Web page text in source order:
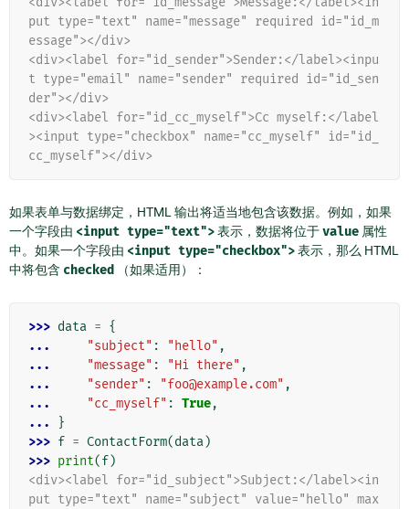
put type="text" name="message" required id="id_m
essage"></div>
<div><label for="id_sender">Sender:</label><inpu
t type="email" name="sender" required id="id_sen
der"></div>
<div><label for="id_cc_myself">Cc myself:</label
><input type="checkbox" name="cc_myself" id="id_
cc_myself"></div>
如果表单与数据绑定，HTML 输出将适当地包含该数据。例如，如果
一个字段由 <input type="text">表示，数据将位于value 属性
中。如果一个字段由 <input type="checkbox">表示，那么 HTML
中将包含 checked （如果适用）：
>>> data = {
...
"subject" : "hello" ,
...
"message" : "Hi there" ,
...
"sender" : "foo@example.com" ,
...
"cc_myself" : True,
...
}
>>> f = ContactForm(data)
>>> print(f)
<div><label for="id_subject">Subject:</label><in
put type="text" name="subject" value="hello" max